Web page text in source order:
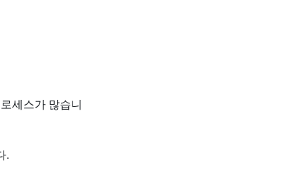
세스가 많습니
.